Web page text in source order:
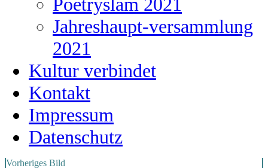
Jahreshaupt-versammlung
2021
Kultur verbindet
Kontakt
Impressum
Datenschutz
Vorheriges Bild